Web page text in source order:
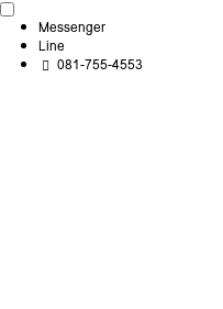
Messenger
Line
081-755-4553